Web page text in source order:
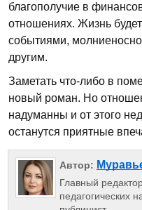
благополучие в
отношениях. Жизнь
событиями,
другим.
Заметать что-либо в
новый роман. Но
надуманны и от этого
останутся приятные
Автор:
Главный
педагогических